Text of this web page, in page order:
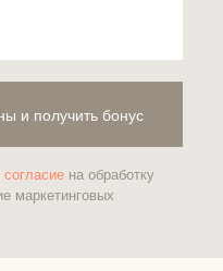
и получить бонус
согласиена обработку
маркетинговых